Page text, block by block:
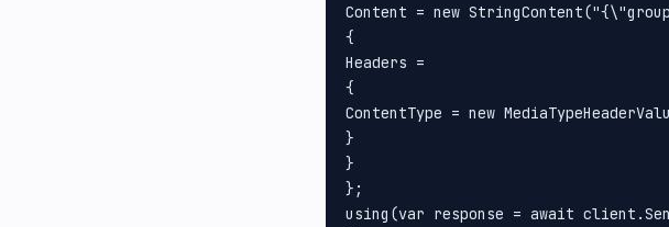
Content = new
{
Headers =
{
ContentType = new
}
}
};
using(var response = await